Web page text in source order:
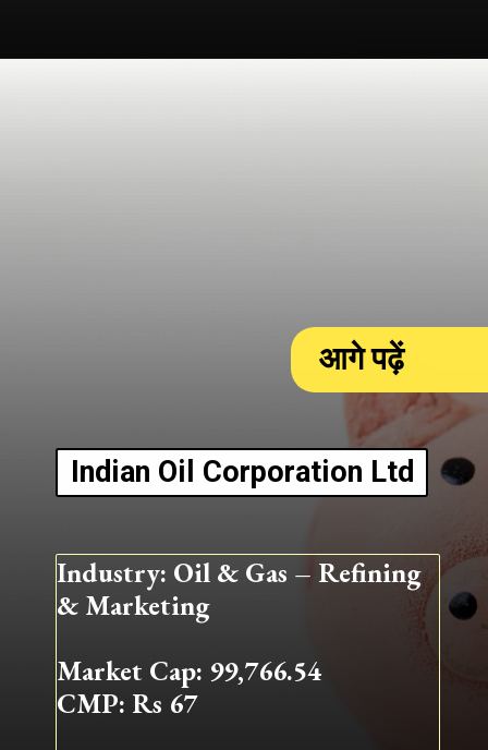
Industry: Oil & Gas – Refining
& Marketing
Market Cap: 99,766.54
CMP: Rs 67
Indian Oil Corporation Ltd
आगे पढ़ें